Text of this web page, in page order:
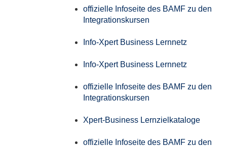
offizielle Infoseite des BAMF zu den
Integrationskursen
Info-Xpert Business Lernnetz
Info-Xpert Business Lernnetz
offizielle Infoseite des BAMF zu den
Integrationskursen
Xpert-Business Lernzielkataloge
offizielle Infoseite des BAMF zu den